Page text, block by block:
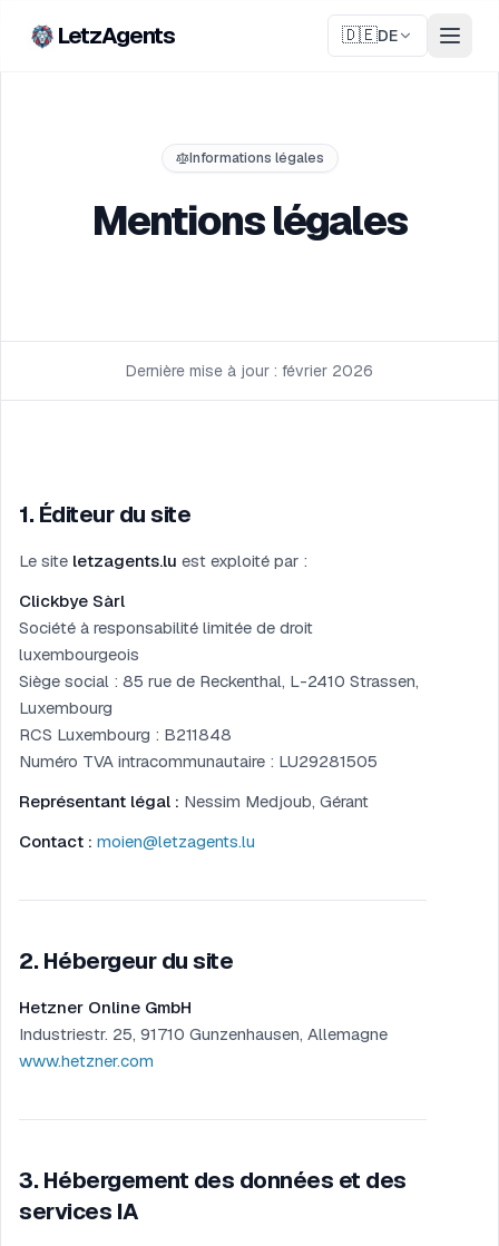
LetzAgents 🇩🇪DE
Informations légales
Mentions légales
Dernière mise à jour : février 2026
1. Éditeur du site
Le site letzagents.lu est exploité par :
Clickbye Sàrl
Société à responsabilité limitée de droit
luxembourgeois
Siège social : 85 rue de Reckenthal, L-2410 Strassen,
Luxembourg
RCS Luxembourg : B211848
Numéro TVA intracommunautaire : LU29281505
Représentant légal : Nessim Medjoub, Gérant
Contact : moien@letzagents.lu
2. Hébergeur du site
Hetzner Online GmbH
Industriestr. 25, 91710 Gunzenhausen, Allemagne
www.hetzner.com
3. Hébergement des données et des
services IA